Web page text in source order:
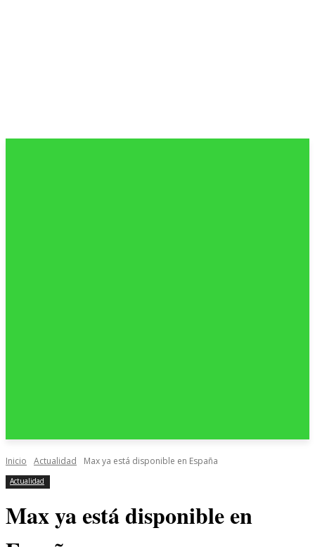
Inicio Actualidad Max ya está disponible en España
Actualidad
Max ya está disponible en